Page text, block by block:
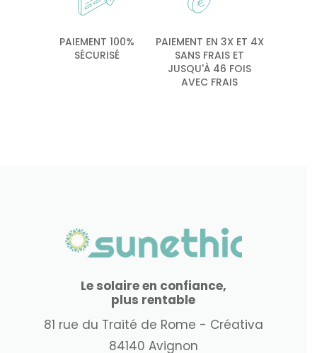
PAIEMENT 100%
SÉCURISÉ
PAIEMENT EN 3X ET 4X
SANS FRAIS ET
JUSQU'À 46 FOIS
AVEC FRAIS
Le solaire en confiance,
plus rentable
81 rue du Traité de Rome - Créativa
84140 Avignon